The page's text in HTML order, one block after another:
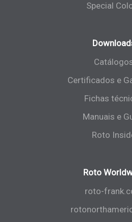
Special
Certificados e
Fichas
Manuais e
Roto
Roto
roto-